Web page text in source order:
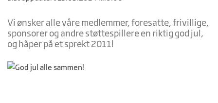
Vi ønsker alle våre medlemmer, foresatte, frivillige,
sponsorer og andre støttespillere en riktig god jul,
og håper på et sprekt 2011!